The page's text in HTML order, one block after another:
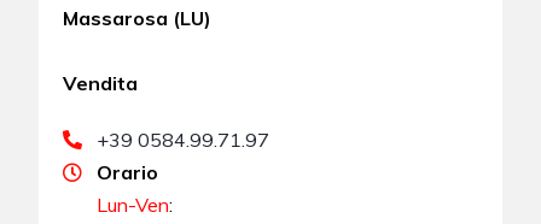
Massarosa (LU)
Vendita
+39 0584.99.71.97
Orario
Lun-Ven: